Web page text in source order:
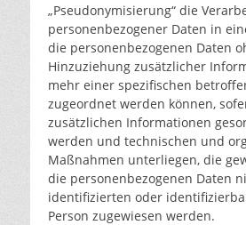
„Pseudonymisierung“ die
personenbezogener Daten in
die personenbezogenen Daten
Hinzuziehung zusätzlicher
mehr einer spezifischen
zugeordnet werden können,
zusätzlichen Informationen
werden und technischen und
Maßnahmen unterliegen, die
die personenbezogenen Daten
identifizierten oder
Person zugewiesen werden.